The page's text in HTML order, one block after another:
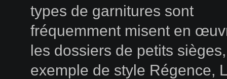
types de garnitures sont
fréquemment misent en
les dossiers de petits
exemple de style Régence,